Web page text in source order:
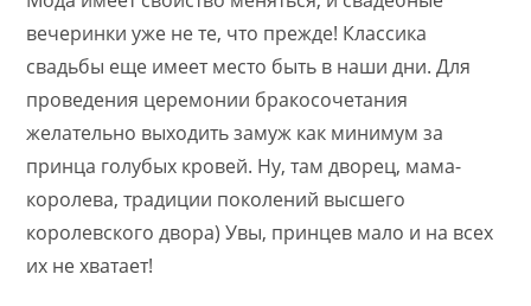
вечеринки уже не те, что прежде! Классика
свадьбы еще имеет место быть в наши дни. Для
проведения церемонии бракосочетания
желательно выходить замуж как минимум за
принца голубых кровей. Ну, там дворец, мама-
королева, традиции поколений высшего
королевского двора) Увы, принцев мало и на всех
их не хватает!